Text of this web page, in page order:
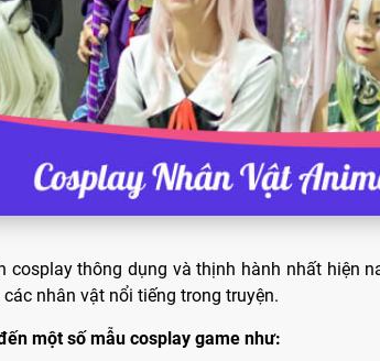
cosplay thông dụng và thịnh hành nhất hiện
nhân vật nổi tiếng trong truyện.
một số mẫu cosplay game như: